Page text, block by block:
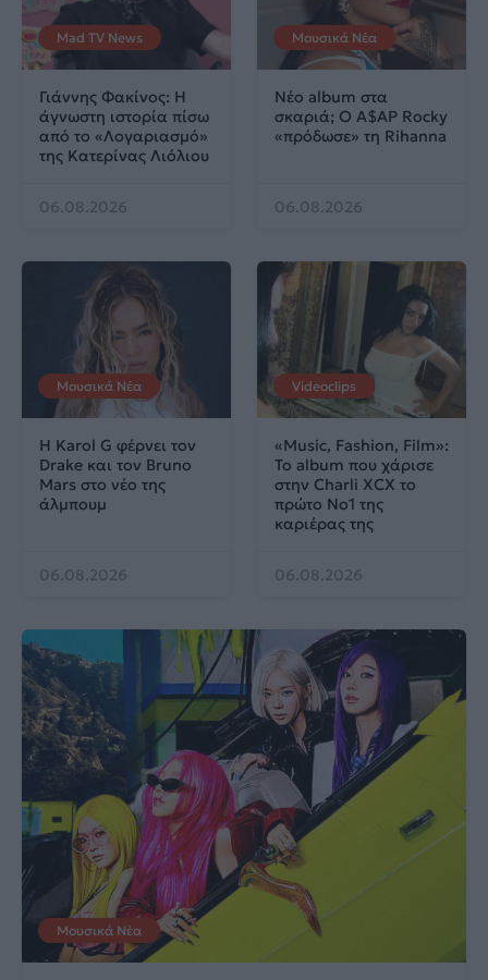
Mad TV News
Γιάννης Φακίνος: Η
άγνωστη ιστορία πίσω
από το «Λογαριασμό»
της Κατερίνας Λιόλιου
06.08.2026
Μουσικά Νέα
Νέο album στα
σκαριά; Ο A$AP Rocky
«πρόδωσε» τη Rihanna
06.08.2026
Μουσικά Νέα
Η Karol G φέρνει τον
Drake και τον Bruno
Mars στο νέο της
άλμπουμ
06.08.2026
Videoclips
«Music, Fashion, Film»:
Το album που χάρισε
στην Charli XCX το
πρώτο No1 της
καριέρας της
06.08.2026
Μουσικά Νέα